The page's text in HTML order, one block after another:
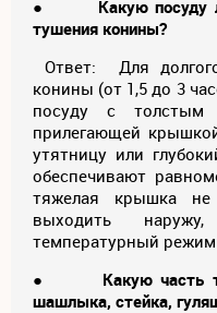
● Какую посуду
тушения конины?
Ответ: Для
конины (от 1,5 до 3
посуду с
прилегающей
утятницу или
обеспечивают
тяжелая крышка не
выходить
температурный режим
● Какую часть
шашлыка, стейка,